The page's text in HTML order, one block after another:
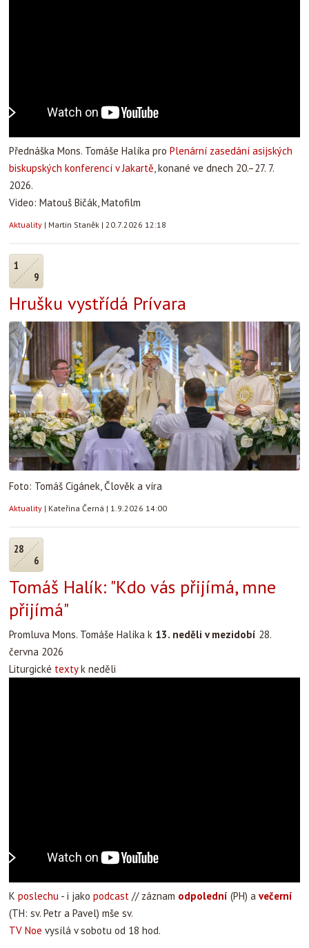
Přednáška Mons. Tomáše Halíka pro Plenární zasedání asijských
biskupských konferencí v Jakartě, konané ve dnech 20.–27. 7.
2026.
Video: Matouš Bičák, Matofilm
Aktuality | Martin Staněk | 20.7.2026 12:18
1
9
Hrušku vystřídá Prívara
Foto: Tomáš Cigánek, Člověk a víra
Aktuality | Kateřina Černá | 1.9.2026 14:00
28
6
Tomáš Halík: "Kdo vás přijímá, mne
přijímá"
Promluva Mons. Tomáše Halíka k 13. neděli v mezidobí 28.
června 2026
Liturgické textyk neděli
K poslechu - i jako podcast // záznam odpolední (PH) a večerní
(TH: sv. Petr a Pavel) mše sv.
TV Noe vysílá v sobotu od 18 hod.